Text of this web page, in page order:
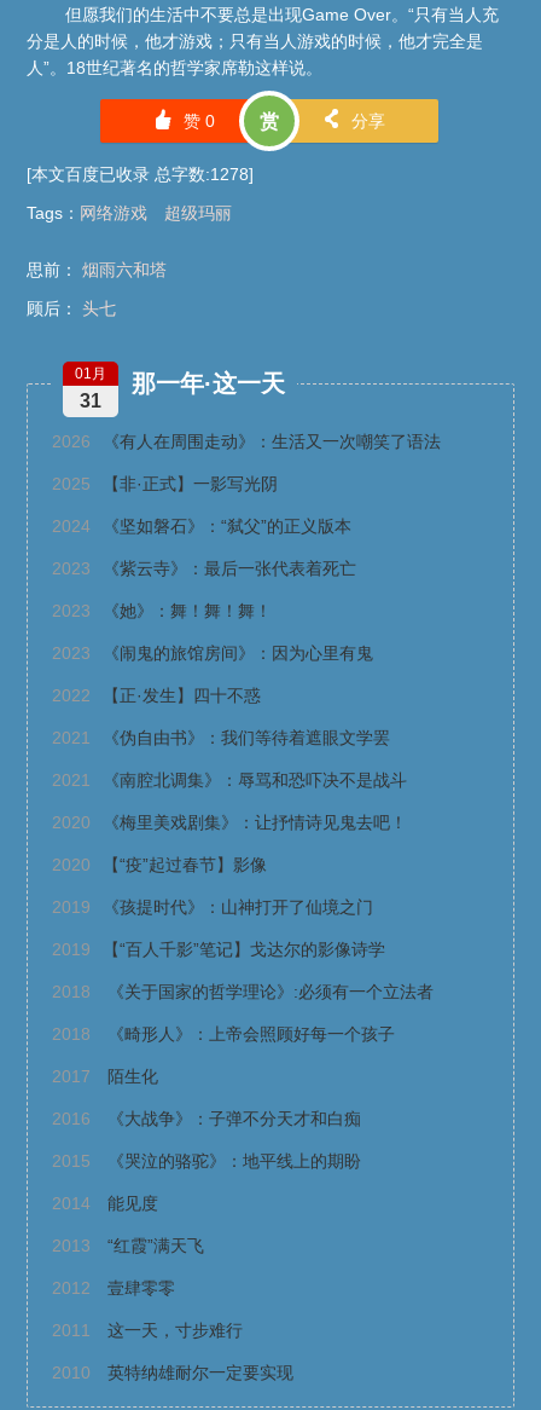
但愿我们的生活中不要总是出现Game Over。“只有当人充
分是人的时候，他才游戏；只有当人游戏的时候，他才完全是
人”。18世纪著名的哲学家席勒这样说。
󰄼 赞 0 赏 󰄯 分享
[本文百度已收录 总字数:1278]
Tags ： 网络游戏 超级玛丽
思前：
烟雨六和塔
顾后：
头七
那一年·这一天
01月
31
2026 《有人在周围走动》：生活又一次嘲笑了语法
2025 【非·正式】一影写光阴
2024 《坚如磐石》：“弑父”的正义版本
2023 《紫云寺》：最后一张代表着死亡
2023 《她》：舞！舞！舞！
2023 《闹鬼的旅馆房间》：因为心里有鬼
2022 【正·发生】四十不惑
2021 《伪自由书》：我们等待着遮眼文学罢
2021 《南腔北调集》：辱骂和恐吓决不是战斗
2020 《梅里美戏剧集》：让抒情诗见鬼去吧！
2020 【“疫”起过春节】影像
2019 《孩提时代》：山神打开了仙境之门
2019 【“百人千影”笔记】戈达尔的影像诗学
2018 《关于国家的哲学理论》:必须有一个立法者
2018 《畸形人》：上帝会照顾好每一个孩子
2017 陌生化
2016 《大战争》：子弹不分天才和白痴
2015 《哭泣的骆驼》：地平线上的期盼
2014 能见度
2013 “红霞”满天飞
2012 壹肆零零
2011 这一天，寸步难行
2010 英特纳雄耐尔一定要实现